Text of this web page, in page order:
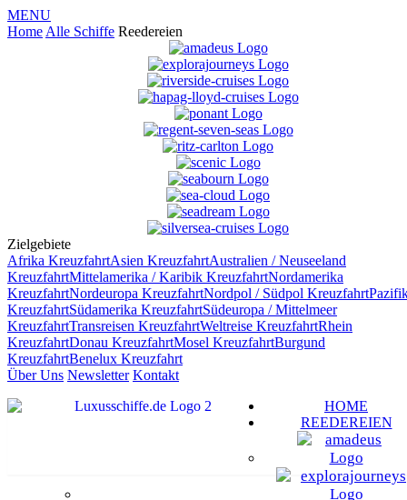
MENU
Home Alle Schiffe Reedereien
Zielgebiete
Afrika KreuzfahrtAsien KreuzfahrtAustralien / Neuseeland
KreuzfahrtMittelamerika / Karibik KreuzfahrtNordamerika
KreuzfahrtNordeuropa KreuzfahrtNordpol / Südpol Kreuzfahrt
KreuzfahrtSüdamerika KreuzfahrtSüdeuropa / Mittelmeer
KreuzfahrtTransreisen KreuzfahrtWeltreise KreuzfahrtRhein
KreuzfahrtDonau KreuzfahrtMosel KreuzfahrtBurgund
KreuzfahrtBenelux Kreuzfahrt
Über Uns Newsletter Kontakt
HOME
REEDEREIEN